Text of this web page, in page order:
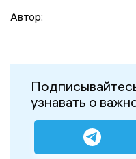
Автор:
узнавать о